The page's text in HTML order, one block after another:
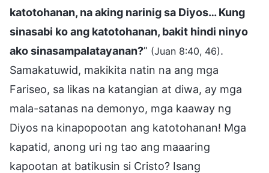
katotohanan, na aking narinig sa Diyos… Kung
sinasabi ko ang katotohanan, bakit hindi ninyo
ako sinasampalatayanan?” (Juan 8:40, 46).
Samakatuwid, makikita natin na ang mga
Fariseo, sa likas na katangian at diwa, ay mga
mala-satanas na demonyo, mga kaaway ng
Diyos na kinapopootan ang katotohanan! Mga
kapatid, anong uri ng tao ang maaaring
kapootan at batikusin si Cristo? Isang